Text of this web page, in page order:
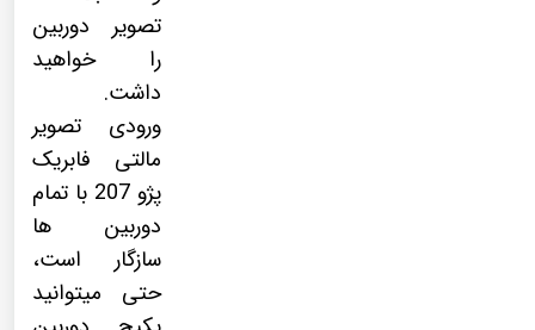
تصویر دوربین
را خواهید
داشت.
ورودی تصویر
مالتی فابریک
پژو 207 با تمام
دوربین ها
سازگار است،
حتی میتوانید